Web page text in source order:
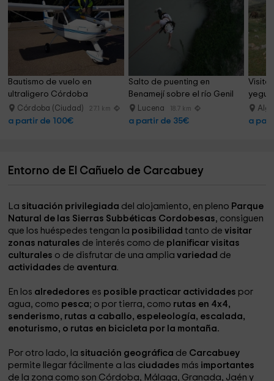
Bautismo de vuelo en
ultraligero Córdoba
30minutos
Córdoba (Ciudad) 27.1 km
a partir de 100€
Salto de puenting en
Benamejí sobre el río Genil
Lucena 18.7 km
a partir de 35€
Visita
a
Entorno de El Cañuelo de Carcabuey
La situación privilegiada del alojamiento, en pleno Parque
Natural de las Sierras Subbéticas Cordobesas, consiguen
que los huéspedes tengan la posibilidadtanto devisitar
zonas naturales de interés como de planificar visitas
culturales o de disfrutar de una ampliavariedad de
actividades de aventura.
En los alrededores es posible practicar actividades por
agua, como pesca; o por tierra, como rutas en 4x4,
senderismo, rutas a caballo, espeleología, escalada,
enoturismo, o rutas en bicicleta por la montaña.
Por otro lado, la situación geográfica de Carcabuey
permite llegar fácilmente a las ciudades más importantes
de la zona como son Córdoba, Málaga, Granada, Jaén y